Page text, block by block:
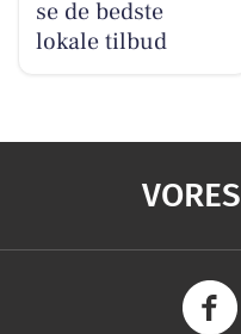
se de bedste
lokale tilbud
VORES